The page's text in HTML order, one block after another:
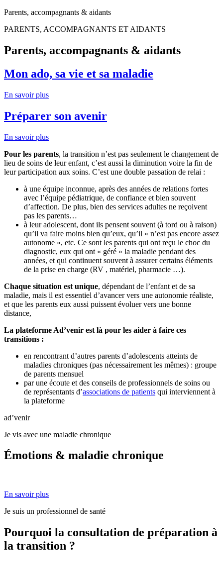
Parents, accompagnants & aidants
PARENTS, ACCOMPAGNANTS ET AIDANTS
Parents, accompagnants & aidants
Mon ado, sa vie et sa maladie
En savoir plus
Préparer son avenir
En savoir plus
Pour les parents, la transition n’est pas seulement le changement de
lieu de soins de leur enfant, c’est aussi la diminution voire la fin de
leur participation aux soins. C’est une double passation de relai :
à une équipe inconnue, après des années de relations fortes
avec l’équipe pédiatrique, de confiance et bien souvent
d’affection. De plus, bien des services adultes ne reçoivent
pas les parents…
à leur adolescent, dont ils pensent souvent (à tord ou à raison)
qu’il va faire moins bien qu’eux, qu’il « n’est pas encore assez
autonome », etc. Ce sont les parents qui ont reçu le choc du
diagnostic, eux qui ont « géré » la maladie pendant des
années, et qui continuent souvent à assurer certains éléments
de la prise en charge (RV , matériel, pharmacie …).
Chaque situation est unique, dépendant de l’enfant et de sa
maladie, mais il est essentiel d’avancer vers une autonomie réaliste,
et que les parents eux aussi puissent évoluer vers une bonne
distance,
La plateforme Ad’venir est là pour les aider à faire ces
transitions :
en rencontrant d’autres parents d’adolescents atteints de
maladies chroniques (pas nécessairement les mêmes) : groupe
de parents mensuel
par une écoute et des conseils de professionnels de soins ou
de représentants d’associations de patients qui interviennent à
la plateforme
ad’venir
Je vis avec une maladie chronique
Émotions & maladie chronique
En savoir plus
Je suis un professionnel de santé
Pourquoi la consultation de préparation à
la transition ?